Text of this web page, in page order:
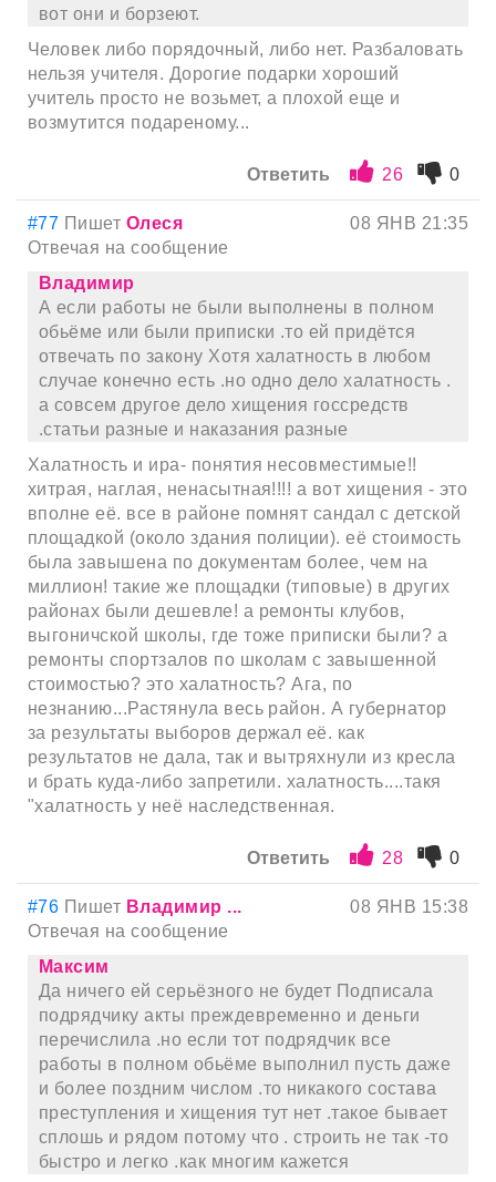
вот они и борзеют.
Человек либо порядочный, либо нет. Разбаловать
нельзя учителя. Дорогие подарки хороший
учитель просто не возьмет, а плохой еще и
возмутится подареному...
Ответить 26 0
#77 Пишет Олеся
08 ЯНВ 21:35
Отвечая на сообщение
Владимир
А если работы не были выполнены в полном
обьёме или были приписки .то ей придётся
отвечать по закону Хотя халатность в любом
случае конечно есть .но одно дело халатность .
а совсем другое дело хищения госсредств
.статьи разные и наказания разные
Халатность и ира- понятия несовместимые!!
хитрая, наглая, ненасытная!!!! а вот хищения - это
вполне её. все в районе помнят сандал с детской
площадкой (около здания полиции). её стоимость
была завышена по документам более, чем на
миллион! такие же площадки (типовые) в других
районах были дешевле! а ремонты клубов,
выгоничской школы, где тоже приписки были? а
ремонты спортзалов по школам с завышенной
стоимостью? это халатность? Ага, по
незнанию...Растянула весь район. А губернатор
за результаты выборов держал её. как
результатов не дала, так и вытряхнули из кресла
и брать куда-либо запретили. халатность....такя
"халатность у неё наследственная.
Ответить 28 0
#76 Пишет Владимир ...
08 ЯНВ 15:38
Отвечая на сообщение
Максим
Да ничего ей серьёзного не будет Подписала
подрядчику акты преждевременно и деньги
перечислила .но если тот подрядчик все
работы в полном обьёме выполнил пусть даже
и более поздним числом .то никакого состава
преступления и хищения тут нет .такое бывает
сплошь и рядом потому что . строить не так -то
быстро и легко .как многим кажется